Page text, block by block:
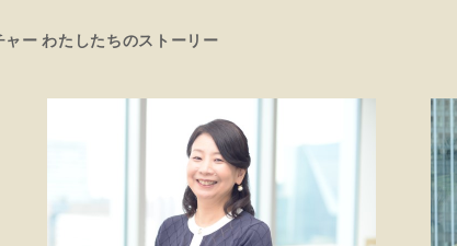
ャー わたしたちのストーリー